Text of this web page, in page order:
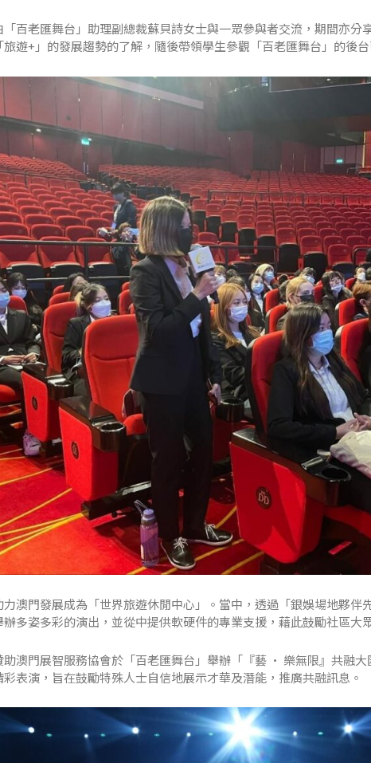
百老匯舞台」助理副總裁蘇貝詩女士與一眾參與者交流，期間亦分
遊+」的發展趨勢的了解，隨後帶領學生參觀「百老匯舞台」的後台
澳門發展成為「世界旅遊休閒中心」。當中，透過「銀娛場地夥伴
辦多姿多彩的演出，並從中提供軟硬件的專業支援，藉此鼓勵社區大
澳門展智服務協會於「百老匯舞台」舉辦「『藝 · 樂無限』共融
表演，旨在鼓勵特殊人士自信地展示才華及潛能，推廣共融訊息。